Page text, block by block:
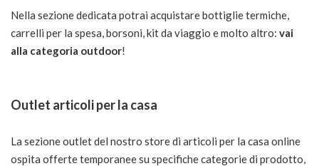
Nella sezione dedicata potrai acquistare bottiglie termiche,
carrelli per la spesa, borsoni, kit da viaggio e molto altro: vai
alla categoria outdoor!
Outlet articoli per la casa
La sezione outlet del nostro store di articoli per la casa online
ospita offerte temporanee su specifiche categorie di prodotto,